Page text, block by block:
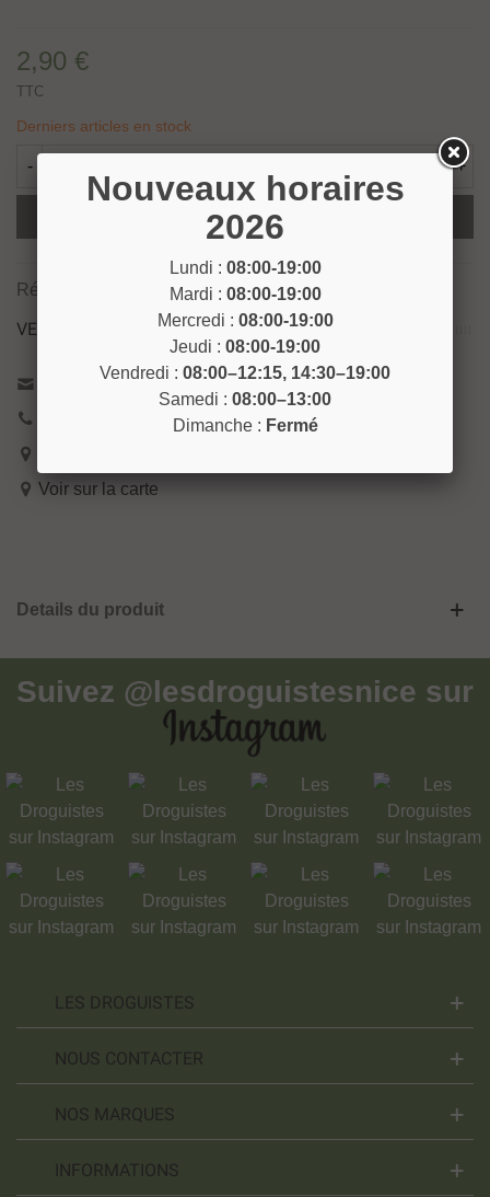
2,90 €
TTC
Derniers articles en stock
- +
Ajouter Au Panier
Référence:
VENEZ NOUS RENCONTRER !
Contactez-nous
Voir sur la carte
Details du produit
Suivez @lesdroguistesnice sur
LES DROGUISTES
NOUS CONTACTER
NOS MARQUES
INFORMATIONS
Nouveaux horaires
2026
Lundi : 08:00-19:00
Mardi : 08:00-19:00
Mercredi : 08:00-19:00
Jeudi : 08:00-19:00
Vendredi : 08:00–12:15, 14:30–19:00
Samedi : 08:00–13:00
Dimanche : Fermé